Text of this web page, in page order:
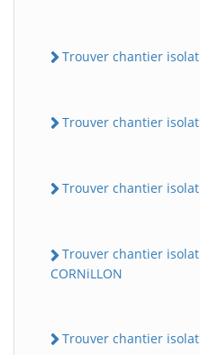
Trouver chantier
Trouver chantier
Trouver chantier
Trouver chantier
CORNiLLON
Trouver chantier